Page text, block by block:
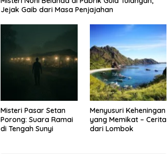
Jejak Gaib dari Masa Penjajahan
Misteri Pasar Setan
Porong: Suara Ramai
di Tengah Sunyi
Menyusuri Keheningan
yang Memikat – Cerita
dari Lombok